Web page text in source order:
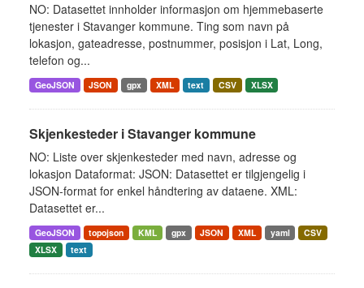
NO: Datasettet innholder informasjon om hjemmebaserte
tjenester i Stavanger kommune. Ting som navn på
lokasjon, gateadresse, postnummer, posisjon i Lat, Long,
telefon og...
GeoJSON JSON gpx XML text CSV XLSX
Skjenkesteder i Stavanger kommune
NO: Liste over skjenkesteder med navn, adresse og
lokasjon Dataformat: JSON: Datasettet er tilgjengelig i
JSON-format for enkel håndtering av dataene. XML:
Datasettet er...
GeoJSON topojson KML gpx JSON XML yaml
CSV
XLSX
text